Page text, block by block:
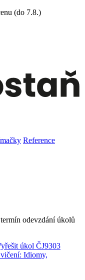
(do 7.8.)
Reference
odevzdání úkolů
úkol ČJ9303
Idiomy,